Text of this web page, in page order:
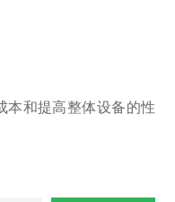
和提高整体设备的性